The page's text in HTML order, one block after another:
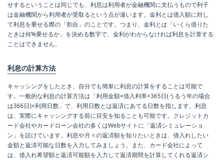
せするということは同じでも、利息は利用者が金融機関に支払うもので利子
は金融機関から利用者が受取るという点が違います。金利とは借入額に対し
て利息を乗せる際の「割合」のことです。つまり、金利とは「いくら借りた
ときは何%乗せるか」を決める数字で、金利がわからなければ利息を計算する
ことはできません。
利息の計算方法
キャッシングをしたとき、自分でも簡単に利息の計算をすることは可能で
す。一般的な利息の計算方法は「利用金額×借入利率÷365日(うるう年の場合
は366日)×利用日数」で、利用日数とは返済にあてる日数を指します。利息
は、実際にキャッシングする前に目安を知ることも可能です。クレジットカ
ード会社やカードローン会社の多くはWebサイトに「返済シミュレーショ
ン」を設けています。利息や月々の返済額を知りたいときは、借入れしたい
金額と返済可能な日数を入力してみましょう。また、カード会社によって
は、借入れ希望額と返済可能額を入力して返済期間を計算してくれる返済シ